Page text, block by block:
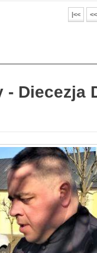
|<< <<
- Diecezja